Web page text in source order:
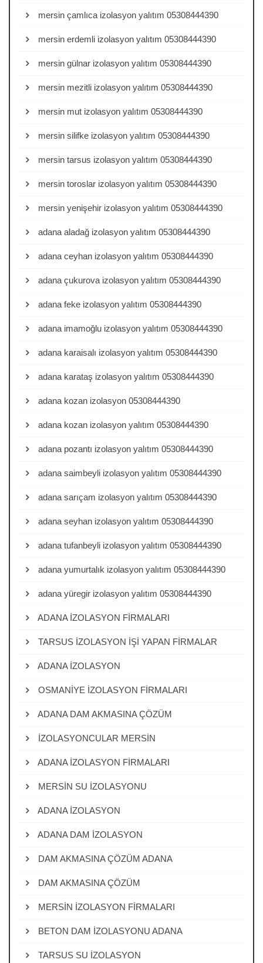
mersin çamlıca izolasyon yalıtım 05308444390
mersin erdemli izolasyon yalıtım 05308444390
mersin gülnar izolasyon yalıtım 05308444390
mersin mezitli izolasyon yalıtım 05308444390
mersin mut izolasyon yalıtım 05308444390
mersin silifke izolasyon yalıtım 05308444390
mersin tarsus izolasyon yalıtım 05308444390
mersin toroslar izolasyon yalıtım 05308444390
mersin yenişehir izolasyon yalıtım 05308444390
adana aladağ izolasyon yalıtım 05308444390
adana ceyhan izolasyon yalıtım 05308444390
adana çukurova izolasyon yalıtım 05308444390
adana feke izolasyon yalıtım 05308444390
adana imamoğlu izolasyon yalıtım 05308444390
adana karaisalı izolasyon yalıtım 05308444390
adana karataş izolasyon yalıtım 05308444390
adana kozan izolasyon 05308444390
adana kozan izolasyon yalıtım 05308444390
adana pozantı izolasyon yalıtım 05308444390
adana saimbeyli izolasyon yalıtım 05308444390
adana sarıçam izolasyon yalıtım 05308444390
adana seyhan izolasyon yalıtım 05308444390
adana tufanbeyli izolasyon yalıtım 05308444390
adana yumurtalık izolasyon yalıtım 05308444390
adana yüregir izolasyon yalıtım 05308444390
ADANA İZOLASYON FİRMALARI
TARSUS İZOLASYON İŞİ YAPAN FİRMALAR
ADANA İZOLASYON
OSMANİYE İZOLASYON FİRMALARI
ADANA DAM AKMASINA ÇÖZÜM
İZOLASYONCULAR MERSİN
ADANA İZOLASYON FİRMALARI
MERSİN SU İZOLASYONU
ADANA İZOLASYON
ADANA DAM İZOLASYON
DAM AKMASINA ÇÖZÜM ADANA
DAM AKMASINA ÇÖZÜM
MERSİN İZOLASYON FİRMALARI
BETON DAM İZOLASYONU ADANA
TARSUS SU İZOLASYON